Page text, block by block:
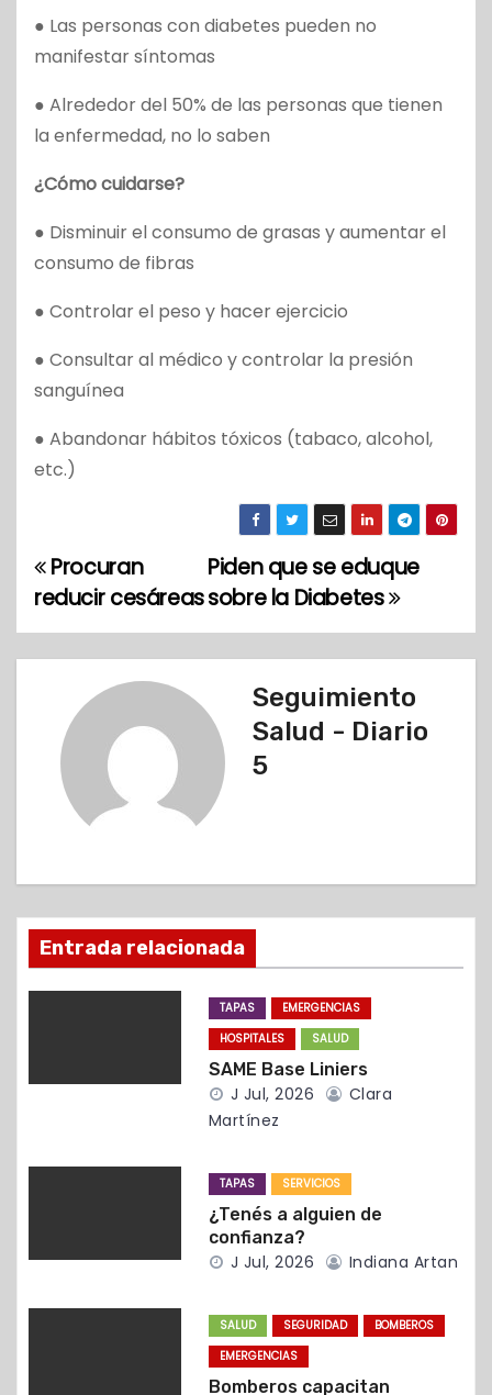
● Las personas con diabetes pueden no
manifestar síntomas
● Alrededor del 50% de las personas que tienen
la enfermedad, no lo saben
¿Cómo cuidarse?
● Disminuir el consumo de grasas y aumentar el
consumo de fibras
● Controlar el peso y hacer ejercicio
● Consultar al médico y controlar la presión
sanguínea
● Abandonar hábitos tóxicos (tabaco, alcohol,
etc.)
N
a
v
i
ó
n
e
n
r
a
Piden que se eduque
sobre la Diabetes
Procuran
reducir cesáreas
Seguimiento
Salud - Diario
5
Entrada relacionada
TAPAS
EMERGENCIAS
HOSPITALES
SALUD
SAME Base Liniers
J Jul, 2026
Clara
Martínez
TAPAS SERVICIOS
¿Tenés a alguien de
confianza?
J Jul, 2026 Indiana Artan
SALUD SEGURIDAD
BOMBEROS
EMERGENCIAS
Bomberos capacitan